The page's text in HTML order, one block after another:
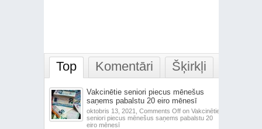
Top Komentāri Šķirkļi
Vakcinētie seniori piecus mēnešus
saņems pabalstu 20 eiro mēnesī
oktobris 13, 2021, Comments Offon Vakcinētie
seniori piecus mēnešus saņems pabalstu 20
eiro mēnesī